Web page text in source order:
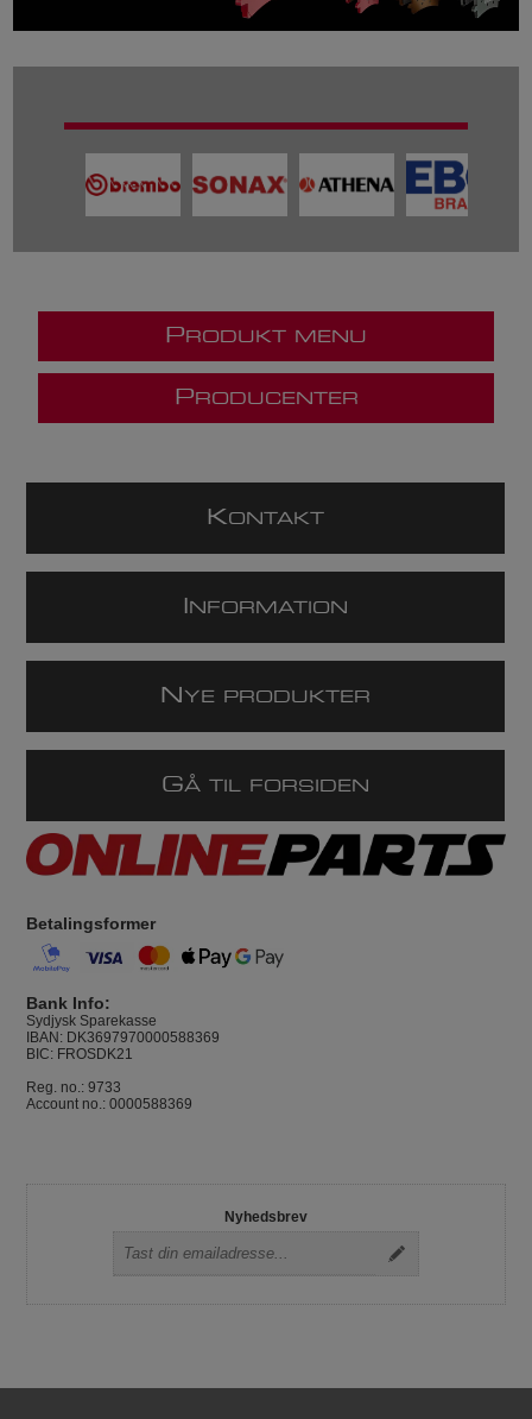
P RODUKT MENU
P RODUCENTER
KONTAKT
NFORMATION
N YE PRODUKTER
GÅ TIL FORSIDEN
Betalingsformer
Bank Info:
Sydjysk Sparekasse
IBAN: DK3697970000588369
BIC: FROSDK21
Reg. no.: 9733
Account no.: 0000588369
Nyhedsbrev